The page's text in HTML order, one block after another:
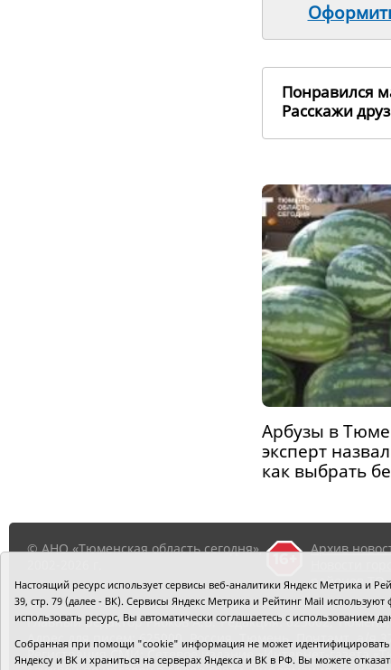
Понравился
Расскажи
Арбузы в
эксперт
как выбрать
© АНО «Тюменская область сегодня»,
Архив
районов ТО
Главный редактор Рябков А.В. Редакция: 625002,
Адрес для писем: 625000, Россия, Тюмень, Почтамт, а/я
Регистрация СМИ: Сетевое издание «Интернет-газета
Настоящий ресурс использует сервисы веб-аналитики Яндекс Метрика и
39, стр. 79 (далее - ВК). Сервисы Яндекс Метрика и Рейтинг Mail
использовать ресурс, Вы автоматически соглашаетесь с использованием
Собранная при помощи "cookie" информация не может идентифицировать
Яндексу и ВК и храниться на серверах Яндекса и ВК в РФ. Вы можете